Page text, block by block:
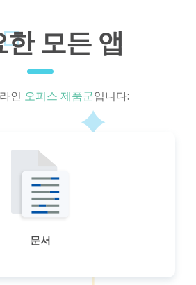
한 모든 앱
인 오피스 제품군입니다:
문서